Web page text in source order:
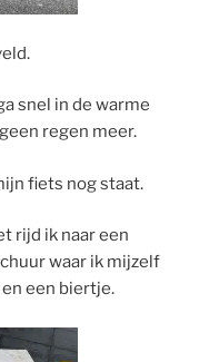
snel in de warme
regen meer.
fiets nog staat.
rijd ik naar een
waar ik mijzelf
een biertje.